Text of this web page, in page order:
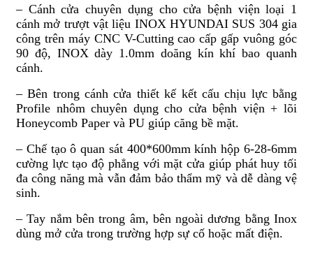
– Cánh cửa chuyên dụng cho cửa bệnh viện loại 1
cánh mở trượt vật liệu INOX HYUNDAI SUS 304 gia
công trên máy CNC V-Cutting cao cấp gấp vuông góc
90 độ, INOX dày 1.0mm doăng kín khí bao quanh
cánh.
– Bên trong cánh cửa thiết kế kết cấu chịu lực bằng
Profile nhôm chuyên dụng cho cửa bệnh viện + lõi
Honeycomb Paper và PU giúp căng bề mặt.
– Chế tạo ô quan sát 400*600mm kính hộp 6-28-6mm
cường lực tạo độ phẳng với mặt cửa giúp phát huy tối
đa công năng mà vẫn đảm bảo thẩm mỹ và dễ dàng vệ
sinh.
– Tay nắm bên trong âm, bên ngoài dương bằng Inox
dùng mở cửa trong trường hợp sự cố hoặc mất điện.